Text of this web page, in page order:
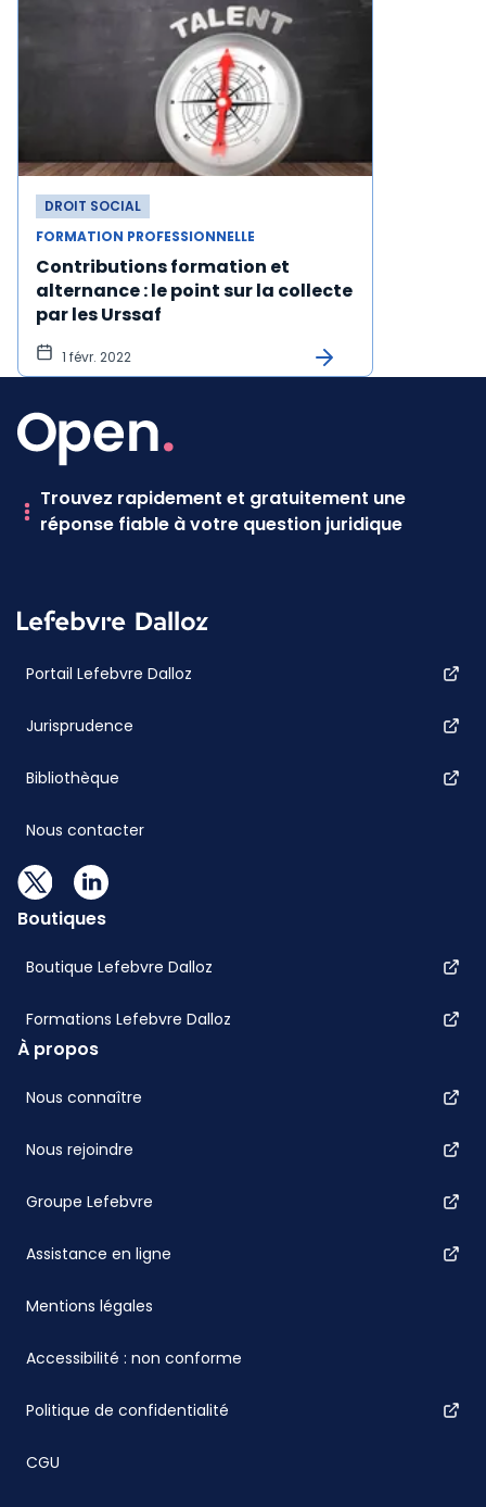
DROIT SOCIAL
FORMATION PROFESSIONNELLE
Contributions formation et
alternance : le point sur la collecte
par les Urssaf
1 févr. 2022
Trouvez rapidement et gratuitement une
réponse fiable à votre question juridique
Portail Lefebvre Dalloz
Jurisprudence
Bibliothèque
Nous contacter
Boutiques
Boutique Lefebvre Dalloz
Formations Lefebvre Dalloz
À propos
Nous connaître
Nous rejoindre
Groupe Lefebvre
Assistance en ligne
Mentions légales
Accessibilité : non conforme
Politique de confidentialité
CGU